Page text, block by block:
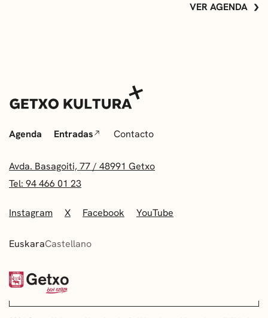
VER AGENDA
Agenda Entradas Contacto
Avda. Basagoiti, 77 / 48991 Getxo
Tel: 94 466 01 23
Instagram X Facebook YouTube
EuskaraCastellano